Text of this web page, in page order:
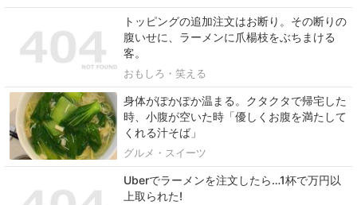
トッピングの追加注文はお断り。その断りの
腹いせに、ラーメンに爪楊枝をぶちまける
客。
おもしろ・笑える
身体がぽかぽか温まる。クタクタで帰宅した
時、小腹が空いた時「優しくお腹を満たして
くれる汁そば」
グルメ・スイーツ
Uberでラーメンを注文したら…1杯で万円以
上取られた!